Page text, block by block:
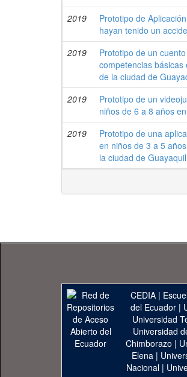
2019
Prototipo de
hayan tenido un
2019
Prototipo de un
competencias
de la ciudad de
2019
Prototipo de un
niños de 6 a 8 años
2019
Prototipo de una
en niños de 3 a 5
la ciudad de Guayaquil
CEDIA |
del Ecuador|
Universidad
Universidad
Chimborazo |
Elena |
Nacional |